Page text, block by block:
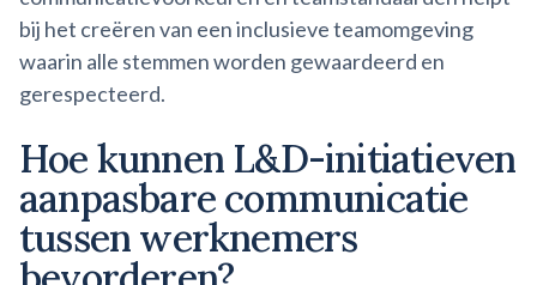
bij het creëren van een inclusieve teamomgeving
waarin alle stemmen worden gewaardeerd en
gerespecteerd.
Hoe kunnen L&D-initiatieven
aanpasbare communicatie
tussen werknemers